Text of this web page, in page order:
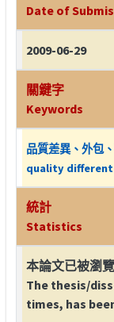
Date of
2009-06-29
關鍵字
Keywords
品質差異、外包
quality
統計
Statistics
本論文已被瀏覽
The thesis/
times, has